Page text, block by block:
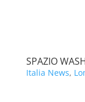
SPAZIO
Italia News,